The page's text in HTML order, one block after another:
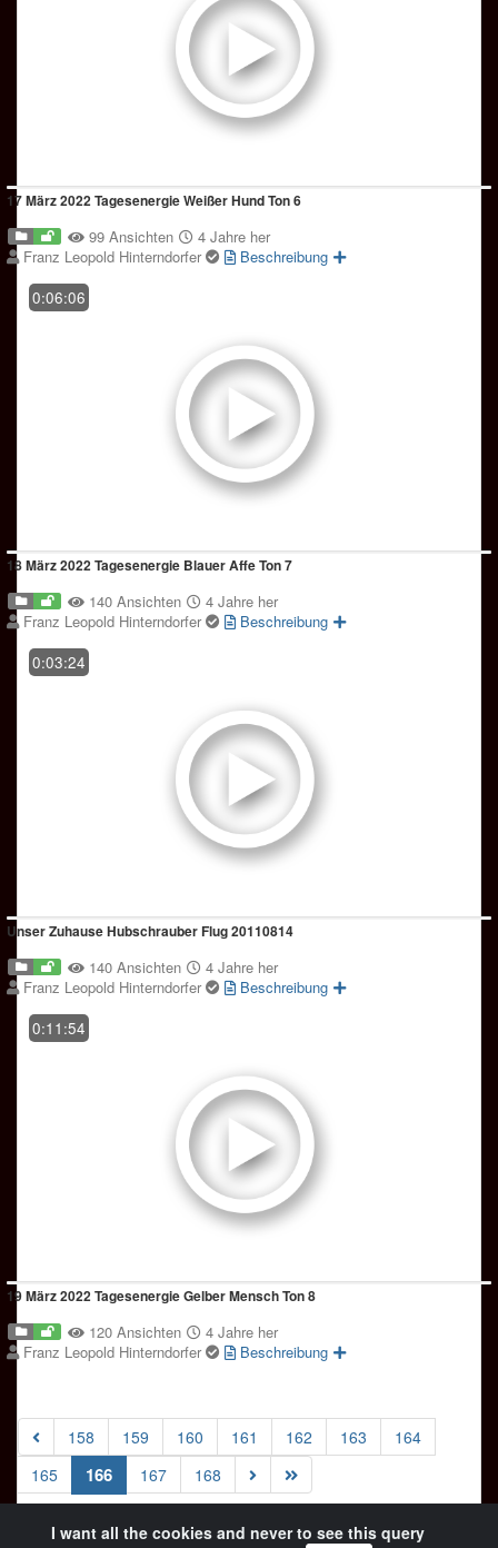
17 März 2022 Tagesenergie Weißer Hund Ton 6
99 Ansichten
4 Jahre her
Franz Leopold Hinterndorfer
Beschreibung
0:06:06
18 März 2022 Tagesenergie Blauer Affe Ton 7
140 Ansichten
4 Jahre her
Franz Leopold Hinterndorfer
Beschreibung
0:03:24
Unser Zuhause Hubschrauber Flug 20110814
140 Ansichten
4 Jahre her
Franz Leopold Hinterndorfer
Beschreibung
0:11:54
19 März 2022 Tagesenergie Gelber Mensch Ton 8
120 Ansichten
4 Jahre her
Franz Leopold Hinterndorfer
Beschreibung
158 159 160 161 162 163
164
165
166(current)
167 168
I want all the cookies and never to see this query